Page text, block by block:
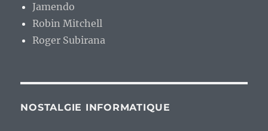
Jamendo
Robin Mitchell
Roger Subirana
NOSTALGIE INFORMATIQUE